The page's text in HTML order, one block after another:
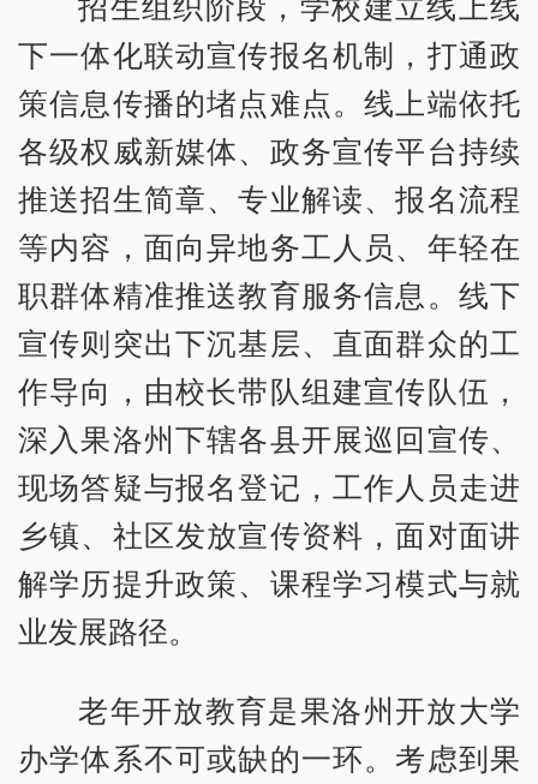
下一体化联动宣传报名机制，打通政
策信息传播的堵点难点。线上端依托
各级权威新媒体、政务宣传平台持续
推送招生简章、专业解读、报名流程
等内容，面向异地务工人员、年轻在
职群体精准推送教育服务信息。线下
宣传则突出下沉基层、直面群众的工
作导向，由校长带队组建宣传队伍，
深入果洛州下辖各县开展巡回宣传、
现场答疑与报名登记，工作人员走进
乡镇、社区发放宣传资料，面对面讲
解学历提升政策、课程学习模式与就
业发展路径。
老年开放教育是果洛州开放大学
办学体系不可或缺的一环。考虑到果